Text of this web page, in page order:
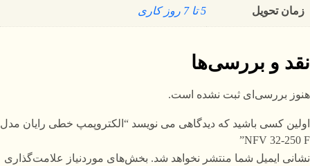
زمان تحویل 5 تا 7 روز کاری
نقد و بررسی‌ها
هنوز بررسی‌ای ثبت نشده است.
اولین کسی باشید که دیدگاهی می نویسد “الکتروپمپ خطی رایان مدل
NFV 32-250 F”
نشانی ایمیل شما منتشر نخواهد شد. بخش‌های موردنیاز علامت‌گذاری